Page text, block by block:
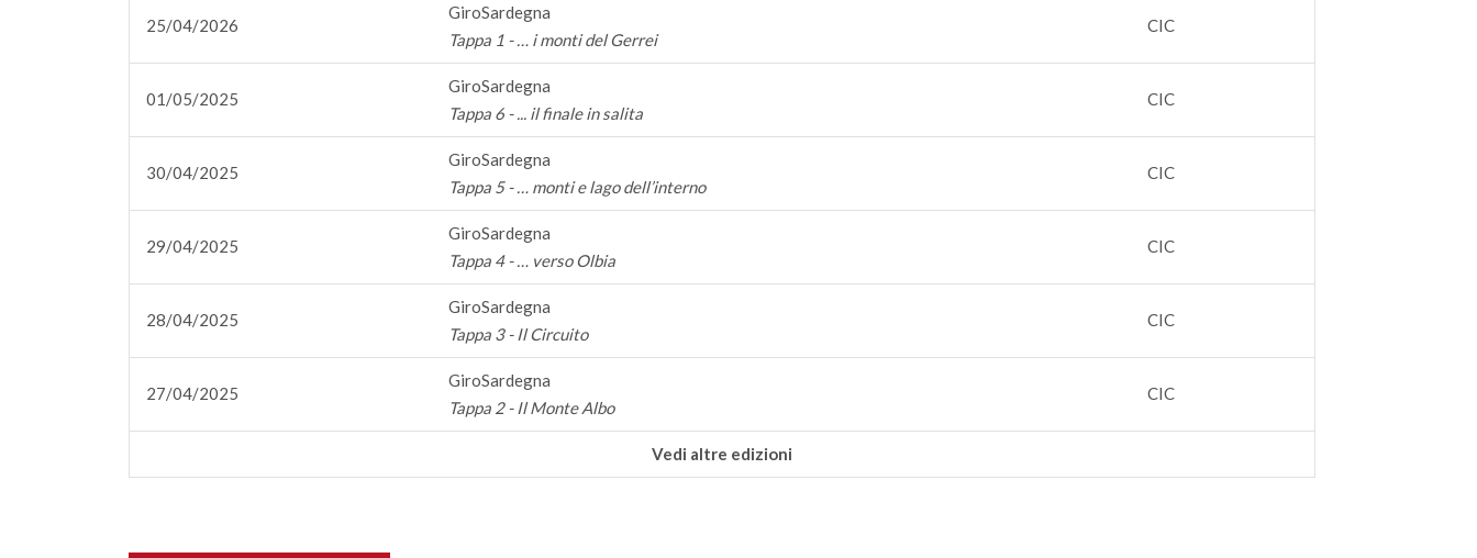
25/04/2026
GiroSardegna
Tappa 1 - … i monti del Gerrei
CIC
01/05/2025
GiroSardegna
Tappa 6 - ... il finale in salita
CIC
30/04/2025
GiroSardegna
Tappa 5 - … monti e lago dell’interno
CIC
29/04/2025
GiroSardegna
Tappa 4 - … verso Olbia
CIC
28/04/2025
GiroSardegna
Tappa 3 - Il Circuito
CIC
27/04/2025
GiroSardegna
Tappa 2 - Il Monte Albo
CIC
Vedi altre edizioni